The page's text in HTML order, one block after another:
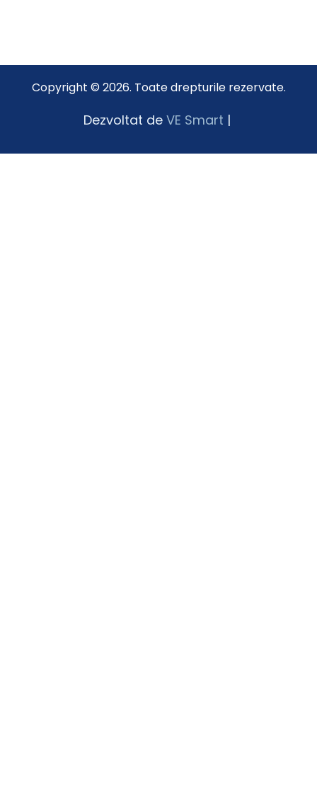
Copyright © 2026. Toate drepturile rezervate.
Dezvoltat de VE Smart |